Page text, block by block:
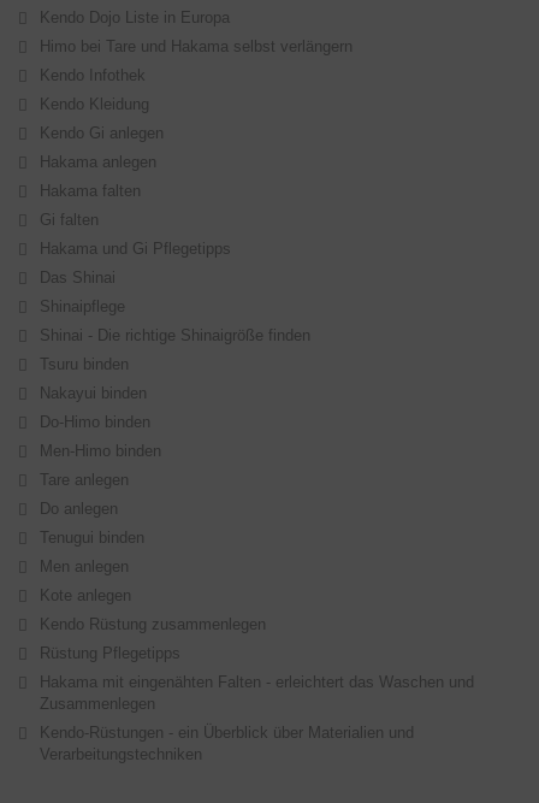
Kendo Dojo Liste in Europa
Himo bei Tare und Hakama selbst verlängern
Kendo Infothek
Kendo Kleidung
Kendo Gi anlegen
Hakama anlegen
Hakama falten
Gi falten
Hakama und Gi Pflegetipps
Das Shinai
Shinaipflege
Shinai - Die richtige Shinaigröße finden
Tsuru binden
Nakayui binden
Do-Himo binden
Men-Himo binden
Tare anlegen
Do anlegen
Tenugui binden
Men anlegen
Kote anlegen
Kendo Rüstung zusammenlegen
Rüstung Pflegetipps
Hakama mit eingenähten Falten - erleichtert das Waschen und
Zusammenlegen
Kendo-Rüstungen - ein Überblick über Materialien und
Verarbeitungstechniken